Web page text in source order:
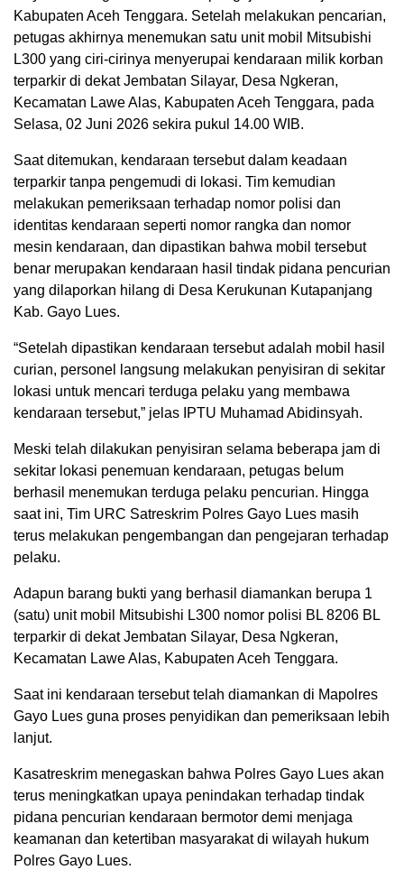
Kabupaten Aceh Tenggara. Setelah melakukan pencarian,
petugas akhirnya menemukan satu unit mobil Mitsubishi
L300 yang ciri-cirinya menyerupai kendaraan milik korban
terparkir di dekat Jembatan Silayar, Desa Ngkeran,
Kecamatan Lawe Alas, Kabupaten Aceh Tenggara, pada
Selasa, 02 Juni 2026 sekira pukul 14.00 WIB.
Saat ditemukan, kendaraan tersebut dalam keadaan
terparkir tanpa pengemudi di lokasi. Tim kemudian
melakukan pemeriksaan terhadap nomor polisi dan
identitas kendaraan seperti nomor rangka dan nomor
mesin kendaraan, dan dipastikan bahwa mobil tersebut
benar merupakan kendaraan hasil tindak pidana pencurian
yang dilaporkan hilang di Desa Kerukunan Kutapanjang
Kab. Gayo Lues.
“Setelah dipastikan kendaraan tersebut adalah mobil hasil
curian, personel langsung melakukan penyisiran di sekitar
lokasi untuk mencari terduga pelaku yang membawa
kendaraan tersebut,” jelas IPTU Muhamad Abidinsyah.
Meski telah dilakukan penyisiran selama beberapa jam di
sekitar lokasi penemuan kendaraan, petugas belum
berhasil menemukan terduga pelaku pencurian. Hingga
saat ini, Tim URC Satreskrim Polres Gayo Lues masih
terus melakukan pengembangan dan pengejaran terhadap
pelaku.
Adapun barang bukti yang berhasil diamankan berupa 1
(satu) unit mobil Mitsubishi L300 nomor polisi BL 8206 BL
terparkir di dekat Jembatan Silayar, Desa Ngkeran,
Kecamatan Lawe Alas, Kabupaten Aceh Tenggara.
Saat ini kendaraan tersebut telah diamankan di Mapolres
Gayo Lues guna proses penyidikan dan pemeriksaan lebih
lanjut.
Kasatreskrim menegaskan bahwa Polres Gayo Lues akan
terus meningkatkan upaya penindakan terhadap tindak
pidana pencurian kendaraan bermotor demi menjaga
keamanan dan ketertiban masyarakat di wilayah hukum
Polres Gayo Lues.